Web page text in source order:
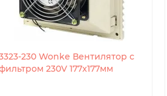
230 Wonke Вентилятор с
230V 177x177мм